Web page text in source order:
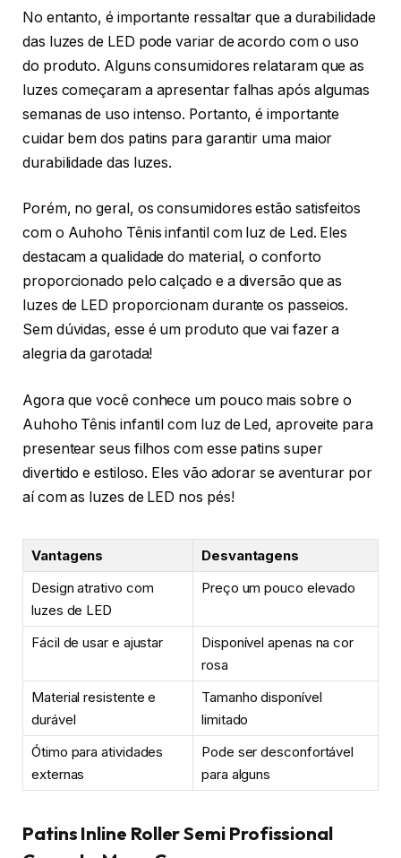
No entanto, é importante ressaltar que a durabilidade
das luzes de LED pode variar de acordo com o uso
do produto. Alguns consumidores relataram que as
luzes começaram a apresentar falhas após algumas
semanas de uso intenso. Portanto, é importante
cuidar bem dos patins para garantir uma maior
durabilidade das luzes.
Porém, no geral, os consumidores estão satisfeitos
com o Auhoho Tênis infantil com luz de Led. Eles
destacam a qualidade do material, o conforto
proporcionado pelo calçado e a diversão que as
luzes de LED proporcionam durante os passeios.
Sem dúvidas, esse é um produto que vai fazer a
alegria da garotada!
Agora que você conhece um pouco mais sobre o
Auhoho Tênis infantil com luz de Led, aproveite para
presentear seus filhos com esse patins super
divertido e estiloso. Eles vão adorar se aventurar por
aí com as luzes de LED nos pés!
Vantagens
Desvantagens
Design atrativo com
luzes de LED
Preço um pouco elevado
Fácil de usar e ajustar
Disponível apenas na cor
rosa
Material resistente e
durável
Tamanho disponível
limitado
Ótimo para atividades
externas
Pode ser desconfortável
para alguns
Patins Inline Roller Semi Profissional